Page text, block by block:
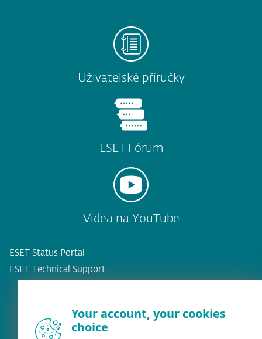
Uživatelské příručky
ESET Fórum
Videa na YouTube
ESET Status Portal
ESET Technical Support
Your account, your cookies
choice